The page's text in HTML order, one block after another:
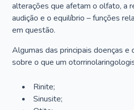
alterações que afetam o olfato, a
audição e o equilíbrio – funções
em questão.
Algumas das principais doenças e
sobre o que um
Rinite;
Sinusite;